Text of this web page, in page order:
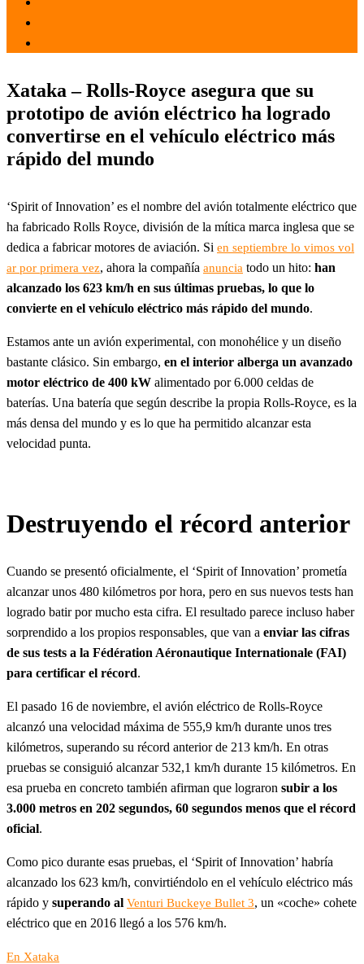
Xataka – Rolls-Royce asegura que su
prototipo de avión eléctrico ha logrado
convertirse en el vehículo eléctrico más
rápido del mundo
‘Spirit of Innovation’ es el nombre del avión totalmente eléctrico que
ha fabricado Rolls Royce, división de la mítica marca inglesa que se
dedica a fabricar motores de aviación. Si en septiembre lo vimos vol
ar por primera vez, ahora la compañía anuncia todo un hito: han
alcanzado los 623 km/h en sus últimas pruebas, lo que lo
convierte en el vehículo eléctrico más rápido del mundo.
Estamos ante un avión experimental, con monohélice y un diseño
bastante clásico. Sin embargo, en el interior alberga un avanzado
motor eléctrico de 400 kW alimentado por 6.000 celdas de
baterías. Una batería que según describe la propia Rolls-Royce, es la
más densa del mundo y es lo que ha permitido alcanzar esta
velocidad punta.
Destruyendo el récord anterior
Cuando se presentó oficialmente, el ‘Spirit of Innovation’ prometía
alcanzar unos 480 kilómetros por hora, pero en sus nuevos tests han
logrado batir por mucho esta cifra. El resultado parece incluso haber
sorprendido a los propios responsables, que van a enviar las cifras
de sus tests a la Fédération Aéronautique Internationale (FAI)
para certificar el récord.
El pasado 16 de noviembre, el avión eléctrico de Rolls-Royce
alcanzó una velocidad máxima de 555,9 km/h durante unos tres
kilómetros, superando su récord anterior de 213 km/h. En otras
pruebas se consiguió alcanzar 532,1 km/h durante 15 kilómetros. En
esa prueba en concreto también afirman que lograron subir a los
3.000 metros en 202 segundos, 60 segundos menos que el récord
oficial.
Como pico durante esas pruebas, el ‘Spirit of Innovation’ habría
alcanzado los 623 km/h, convirtiéndolo en el vehículo eléctrico más
rápido y superando al Venturi Buckeye Bullet 3, un «coche» cohete
eléctrico que en 2016 llegó a los 576 km/h.
En Xataka